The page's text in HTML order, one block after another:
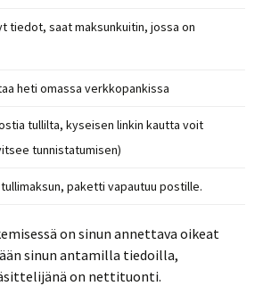
tiedot, saat maksunkuitin, jossa on
heti omassa verkkopankissa
tullilta, kyseisen linkin kautta voit
tunnistatumisen)
paketti vapautuu postille.
on sinun annettava oikeat
sinun antamilla tiedoilla,
on nettituonti.